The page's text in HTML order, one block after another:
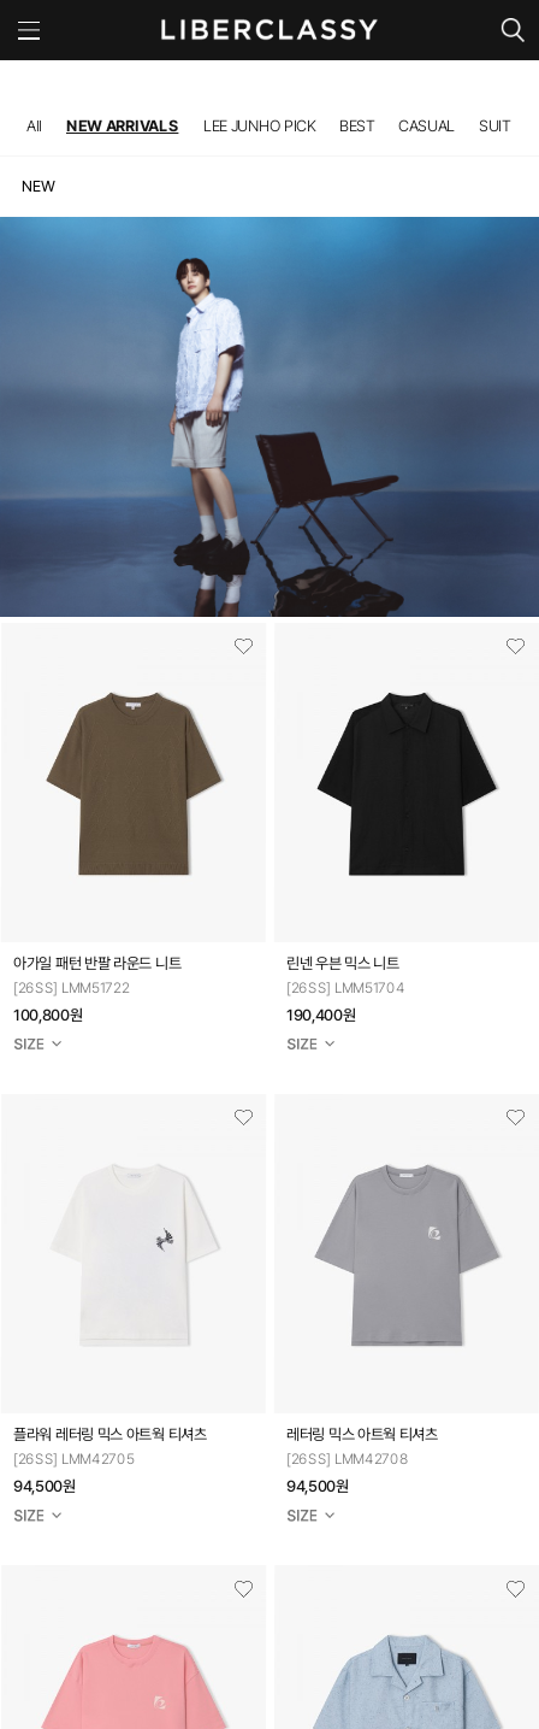
All NEW ARRIVALS LEE JUNHO PICK BEST CASUAL SUIT
아가일 패턴 반팔 라운드 니트
[26SS] LMM51722
100,800원
린넨 우븐 믹스 니트
[26SS] LMM51704
190,400원
플라워 레터링 믹스 아트웍 티셔츠
[26SS] LMM42705
94,500원
레터링 믹스 아트웍 티셔츠
[26SS] LMM42708
94,500원